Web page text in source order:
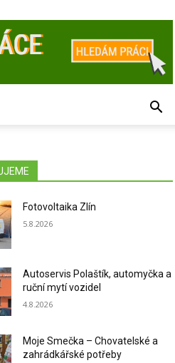
Fotovoltaika Zlín
5.8.2026
Autoservis Polaštík, automyčka a
ruční mytí vozidel
4.8.2026
Moje Smečka – Chovatelské a
zahrádkářské potřeby